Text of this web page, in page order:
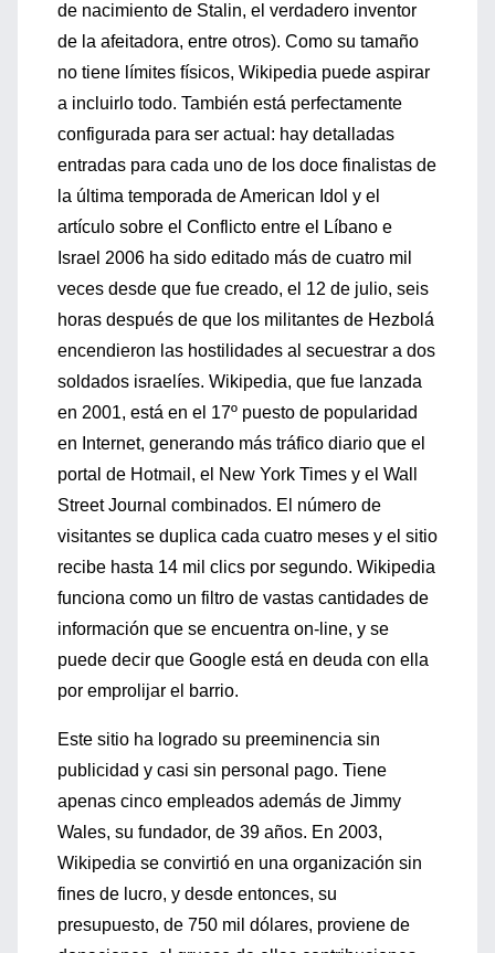
de nacimiento de Stalin, el verdadero inventor
de la afeitadora, entre otros). Como su tamaño
no tiene límites físicos, Wikipedia puede aspirar
a incluirlo todo. También está perfectamente
configurada para ser actual: hay detalladas
entradas para cada uno de los doce finalistas de
la última temporada de American Idol y el
artículo sobre el Conflicto entre el Líbano e
Israel 2006 ha sido editado más de cuatro mil
veces desde que fue creado, el 12 de julio, seis
horas después de que los militantes de Hezbolá
encendieron las hostilidades al secuestrar a dos
soldados israelíes. Wikipedia, que fue lanzada
en 2001, está en el 17º puesto de popularidad
en Internet, generando más tráfico diario que el
portal de Hotmail, el New York Times y el Wall
Street Journal combinados. El número de
visitantes se duplica cada cuatro meses y el sitio
recibe hasta 14 mil clics por segundo. Wikipedia
funciona como un filtro de vastas cantidades de
información que se encuentra on-line, y se
puede decir que Google está en deuda con ella
por emprolijar el barrio.
Este sitio ha logrado su preeminencia sin
publicidad y casi sin personal pago. Tiene
apenas cinco empleados además de Jimmy
Wales, su fundador, de 39 años. En 2003,
Wikipedia se convirtió en una organización sin
fines de lucro, y desde entonces, su
presupuesto, de 750 mil dólares, proviene de